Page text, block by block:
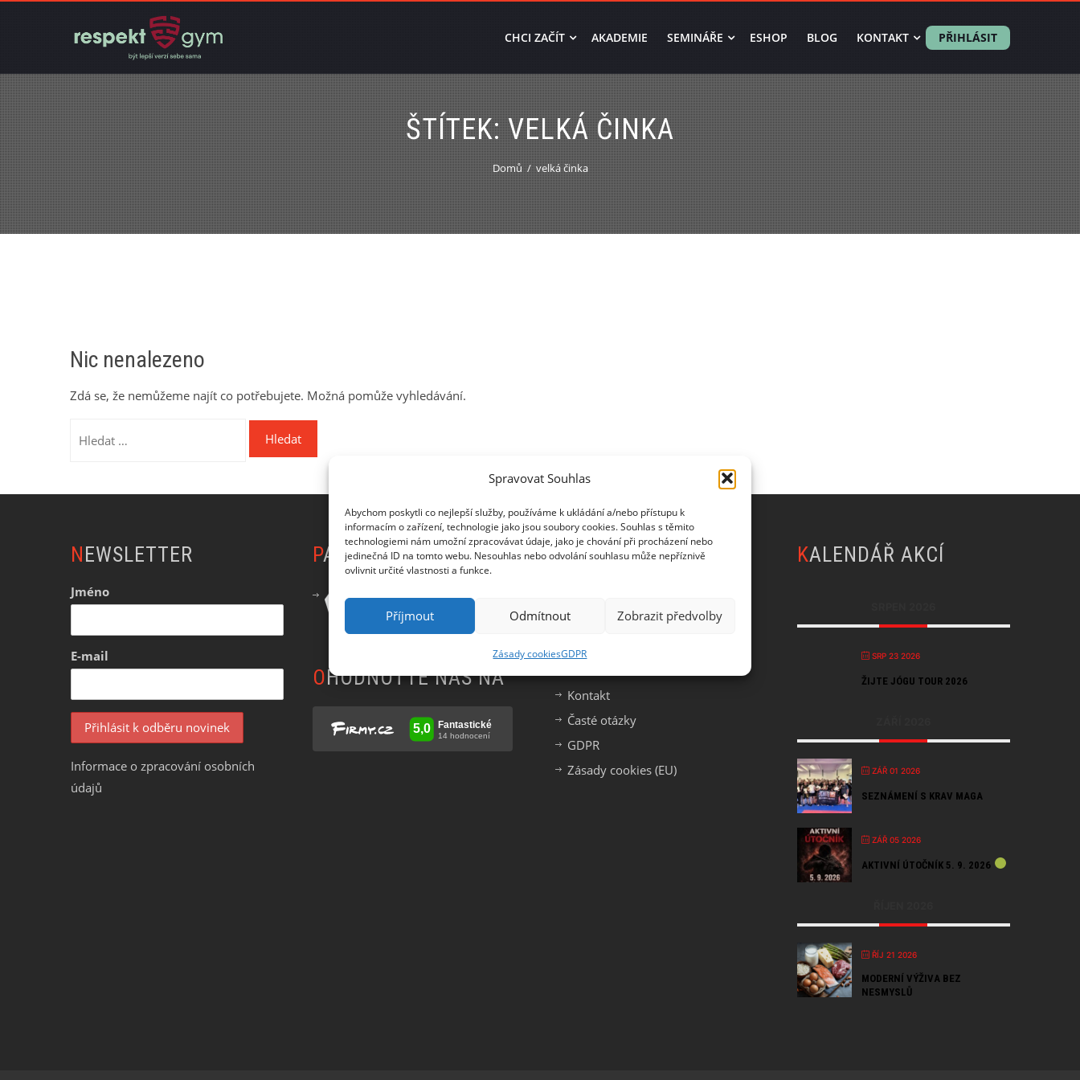
Spravovat Souhlas
Abychom poskytli co nejlepší služby, používáme k ukládání a/nebo přístupu k
informacím o zařízení, technologie jako jsou soubory cookies. Souhlas s těmito
technologiemi nám umožní zpracovávat údaje, jako je chování při procházení nebo
jedinečná ID na tomto webu. Nesouhlas nebo odvolání souhlasu může nepříznivě
ovlivnit určité vlastnosti a funkce.
Příjmout Odmítnout Zobrazit předvolby
Zásady cookiesGDPR
CHCI ZAČÍT AKADEMIE SEMINÁŘE ESHOP BLOG KONTAKT PŘIHLÁSIT
ŠTÍTEK:VELKÁ ČINKA
Domů velká činka
Nic nenalezeno
Zdá se, že nemůžeme najít co potřebujete. Možná pomůže vyhledávání.
NEWSLETTER
Jméno
E-mail
Informace o zpracování osobních
údajů
PARTNEŘI
OHODNOŤTE NÁS NA
DŮLEŽITÉ ODKAZY
Členská sekce
Kontakt
Časté otázky
GDPR
Zásady cookies (EU)
KALENDÁŘ AKCÍ
SRP 23 2026
ŽIJTE JÓGU TOUR 2026
ZÁŘ 01 2026
SEZNÁMENÍ S KRAV MAGA
ZÁŘ 05 2026
AKTIVNÍ ÚTOČNÍK 5. 9. 2026
ŘÍJ 21 2026
MODERNÍ VÝŽIVA BEZ
NESMYSLŮ